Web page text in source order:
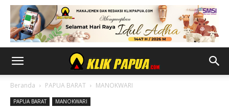
Beranda PAPUA BARAT MANOKWARI
PAPUA BARAT MANOKWARI